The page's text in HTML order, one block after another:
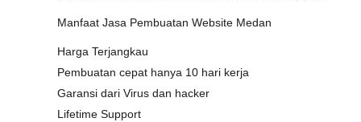
Manfaat Jasa Pembuatan Website Medan
Harga Terjangkau
Pembuatan cepat hanya 10 hari kerja
Garansi dari Virus dan hacker
Lifetime Support